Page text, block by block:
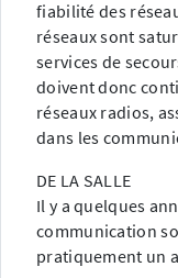
fiabilité des
réseaux sont
services de
doivent donc
réseaux radios,
dans les
DE LA SALLE
Il y a quelques
communication
pratiquement un